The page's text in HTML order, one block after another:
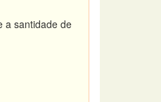
a santidade de